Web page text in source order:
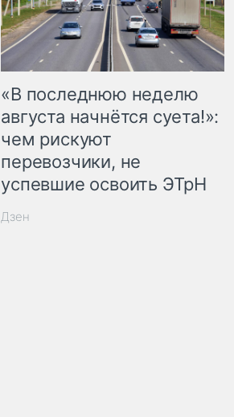
«В последнюю неделю
августа начнётся суета!»:
чем рискуют
перевозчики, не
успевшие освоить ЭТрН
Дзен